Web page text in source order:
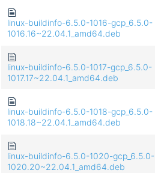
linux-buildinfo-6.5.0-1016-gcp_6.5.0-
1016.16~22.04.1_amd64.deb
linux-buildinfo-6.5.0-1017-gcp_6.5.0-
1017.17~22.04.1_amd64.deb
linux-buildinfo-6.5.0-1018-gcp_6.5.0-
1018.18~22.04.1_amd64.deb
linux-buildinfo-6.5.0-1020-gcp_6.5.0-
1020.20~22.04.1_amd64.deb